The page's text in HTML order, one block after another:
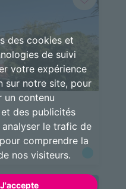
des cookies et
de suivi
votre expérience
sur notre site, pour
un contenu
des publicités
le trafic de
comprendre la
nos visiteurs.
J'accepte